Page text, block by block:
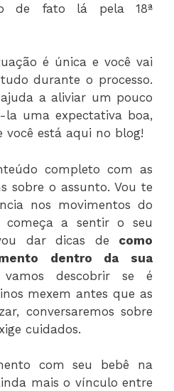
de fato lá pela 18ª
é única e você vai
durante o processo.
a aliviar um pouco
uma expectativa boa,
está aqui no blog!
completo com as
sobre o assunto. Vou te
nos movimentos do
começa a sentir o seu
dar dicas de como
dentro da sua
descobrir se é
mexem antes que as
conversaremos sobre
cuidados.
com seu bebê na
mais o vínculo entre